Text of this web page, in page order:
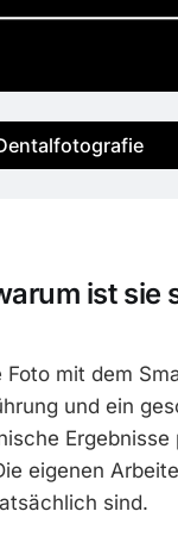
ist sie
mit dem
und ein
eigenen
sind.